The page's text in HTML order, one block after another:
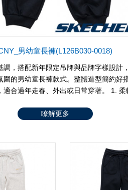
男幼童長褲(L126B030-0018)
調，搭配新年限定吊牌與品牌字樣設計
圍的男幼童長褲款式。整體造型簡約好
適合過年走春、外出或日常穿著。 1. 柔
賀歲主題吊牌與品牌元素，增添節慶感
可輕鬆搭配新年系列上衣或基本款服飾
瞭解更多